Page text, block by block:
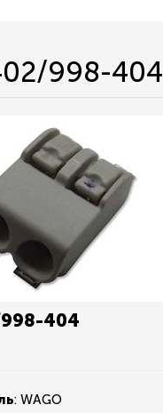
998-404
404
: WAGO